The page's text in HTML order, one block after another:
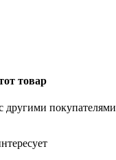
товар
другими покупателями